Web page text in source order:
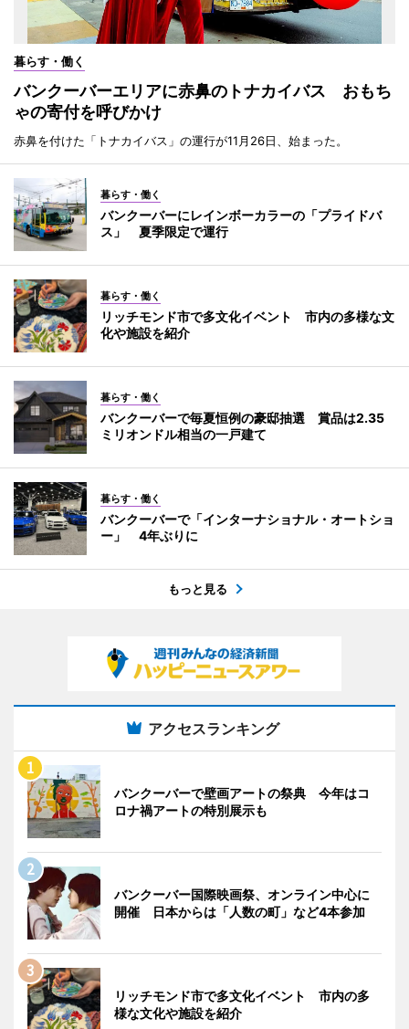
暮らす・働く
バンクーバーエリアに赤鼻のトナカイバス おもち
ゃの寄付を呼びかけ
赤鼻を付けた「トナカイバス」の運行が11月26日、始まった。
暮らす・働く
バンクーバーにレインボーカラーの「プライドバ
ス」 夏季限定で運行
暮らす・働く
リッチモンド市で多文化イベント 市内の多様な文
化や施設を紹介
暮らす・働く
バンクーバーで毎夏恒例の豪邸抽選 賞品は2.35
ミリオンドル相当の一戸建て
暮らす・働く
バンクーバーで「インターナショナル・オートショ
ー」 4年ぶりに
もっと見る
アクセスランキング
バンクーバーで壁画アートの祭典 今年はコ
ロナ禍アートの特別展示も
バンクーバー国際映画祭、オンライン中心に
開催 日本からは「人数の町」など4本参加
リッチモンド市で多文化イベント 市内の多
様な文化や施設を紹介